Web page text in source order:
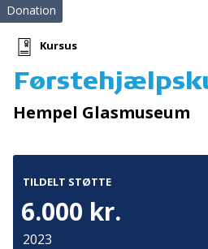
Ildfluer
Donation
Kursus
Hempel Glasmuseum
TILDELT STØTTE
6.000 kr.
2023